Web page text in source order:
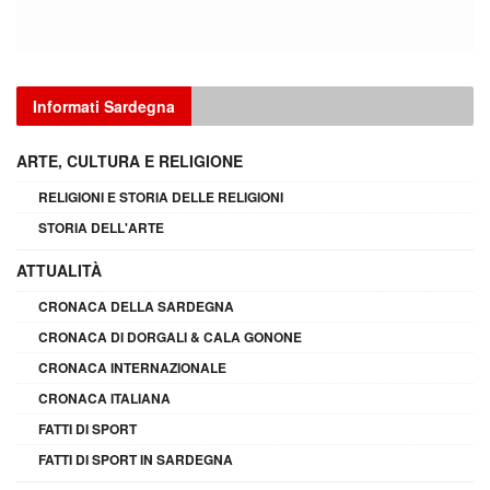
Informati Sardegna
ARTE, CULTURA E RELIGIONE
RELIGIONI E STORIA DELLE RELIGIONI
STORIA DELL'ARTE
ATTUALITÀ
CRONACA DELLA SARDEGNA
CRONACA DI DORGALI & CALA GONONE
CRONACA INTERNAZIONALE
CRONACA ITALIANA
FATTI DI SPORT
FATTI DI SPORT IN SARDEGNA